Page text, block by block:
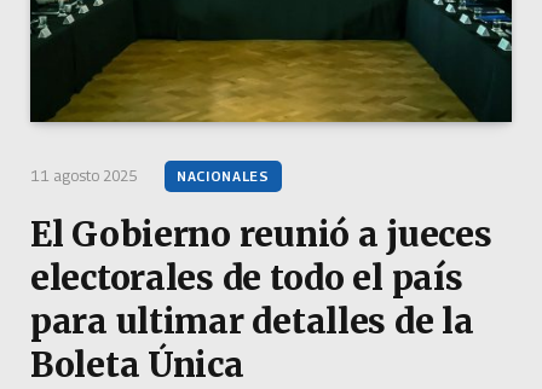
11 agosto 2025 NACIONALES
El Gobierno reunió a jueces
electorales de todo el país
para ultimar detalles de la
Boleta Única